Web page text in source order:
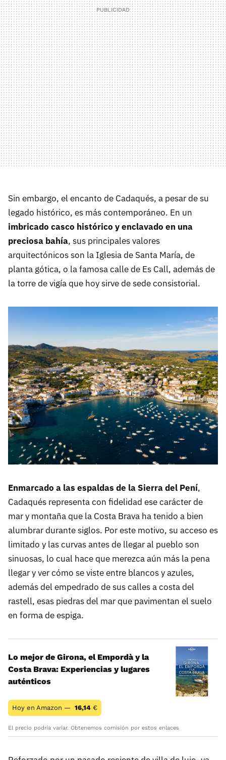
Sin embargo, el encanto de Cadaqués, a pesar de su
legado histórico, es más contemporáneo. En un
imbricado casco histórico y enclavado en una
preciosa bahía, sus principales valores
arquitectónicos son la Iglesia de Santa María, de
planta gótica, o la famosa calle de Es Call, además de
la torre de vigía que hoy sirve de sede consistorial.
Enmarcado a las espaldas de la Sierra del Pení,
Cadaqués representa con fidelidad ese carácter de
mar y montaña que la Costa Brava ha tenido a bien
alumbrar durante siglos. Por este motivo, su acceso es
limitado y las curvas antes de llegar al pueblo son
sinuosas, lo cual hace que merezca aún más la pena
llegar y ver cómo se viste entre blancos y azules,
además del empedrado de sus calles a costa del
rastell, esas piedras del mar que pavimentan el suelo
en forma de espiga.
Lo mejor de Girona, el Empordà y la
Costa Brava: Experiencias y lugares
auténticos
Hoy en Amazon — 16,14 €
El precio podría variar. Obtenemos comisión por estos enlaces